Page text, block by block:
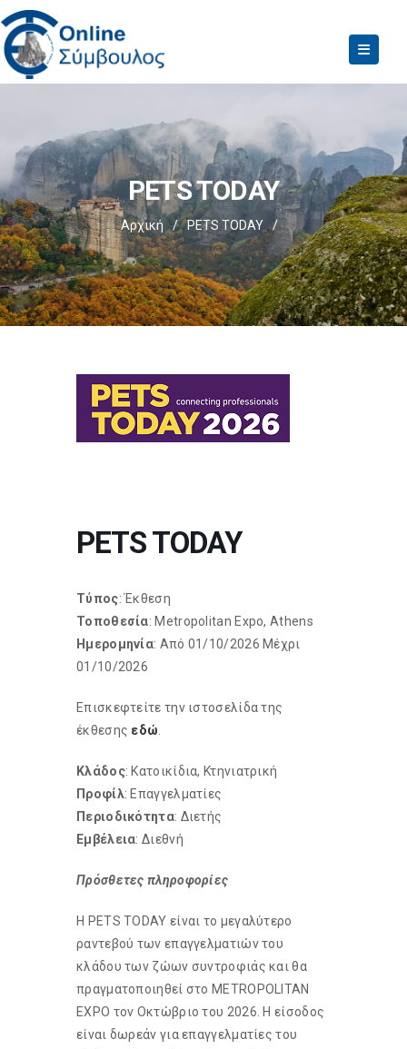
PETS TODAY
Αρχική / PETS TODAY /
PETS TODAY
Τύπος: Έκθεση
Τοποθεσία: Metropolitan Expo, Athens
Ημερομηνία: Από 01/10/2026 Μέχρι
01/10/2026
Επισκεφτείτε την ιστοσελίδα της
έκθεσης εδώ
Κλάδος: Κατοικίδια, Κτηνιατρική
Προφίλ: Επαγγελματίες
Περιοδικότητα: Διετής
Εμβέλεια: Διεθνή
Πρόσθετες πληροφορίες
Η PETS TODAY είναι το μεγαλύτερο
ραντεβού των επαγγελματιών του
κλάδου των ζώων συντροφιάς και θα
πραγματοποιηθεί στο METROPOLITAN
EXPO τον Οκτώβριο του 2026. Η είσοδος
είναι δωρεάν για επαγγελματίες του